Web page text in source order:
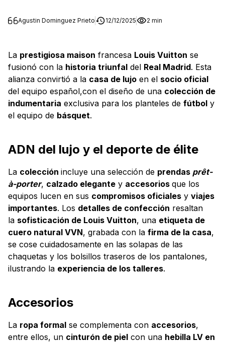
Agustin Dominguez Prieto 12/12/2025 2 min
La prestigiosa maison francesa Louis Vuitton se
fusionó con la historia triunfal del Real Madrid. Esta
alianza convirtió a la casa de lujo en el socio oficial
del equipo español,con el diseño de una colección de
indumentaria exclusiva para los planteles de fútbol y
el equipo de básquet.
ADN del lujo y el deporte de élite
La colección incluye una selección de prendas prêt-
à-porter, calzado elegante y accesorios que los
equipos lucen en sus compromisos oficiales y viajes
importantes. Los detalles de confección resaltan
la sofisticación de Louis Vuitton, una etiqueta de
cuero natural VVN, grabada con la firma de la casa,
se cose cuidadosamente en las solapas de las
chaquetas y los bolsillos traseros de los pantalones,
ilustrando la experiencia de los talleres.
Accesorios
La ropa formal se complementa con accesorios,
entre ellos, un cinturón de piel con una hebilla LV en